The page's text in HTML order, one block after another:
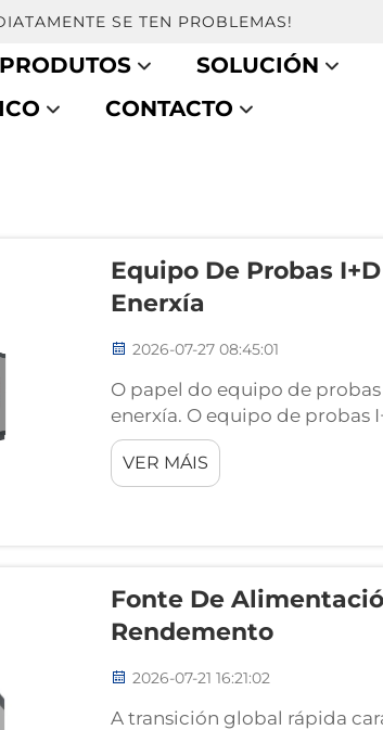
SE TEN PROBLEMAS!
PRODUTOS SOLUCIÓN
CONTACTO
Equipo De Probas
Enerxía
2026-07-27 08:45:01
O papel do equipo de
enerxía. O equipo de probas
plataforma especializada de
enxeñeiros a avaliar as
enerxía baixo...
VER MÁIS
Fonte De
Rendemento
2026-07-21 16:21:02
A transición global rápida